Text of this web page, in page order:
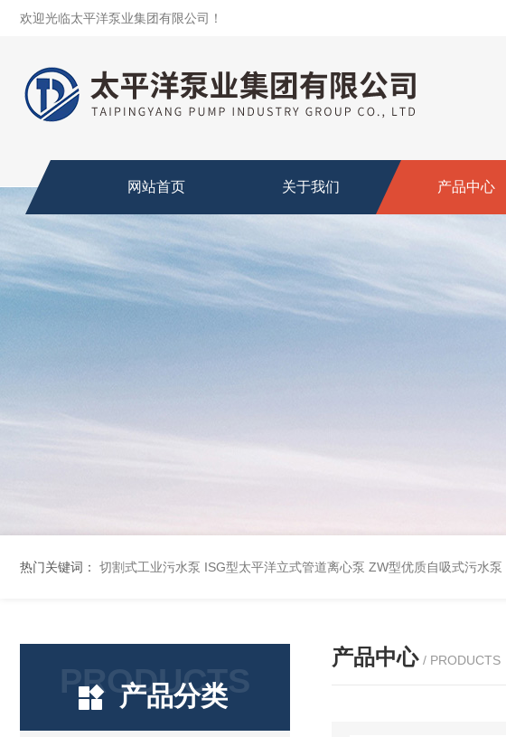
欢迎光临太平洋泵业集团有限公司！
网站首页 关于我们 产品中心
热门关键词： 切割式工业污水泵 ISG型太平洋立式管道离心泵 ZW型优质自吸式污水泵
PRODUCTS
产品分类
产品中心 / PRODUCTS